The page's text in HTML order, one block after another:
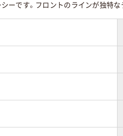
ーです。フロントのラインが独特